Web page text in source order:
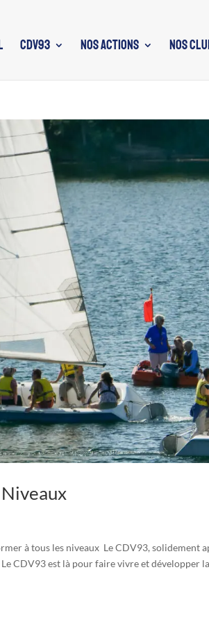
CDV93 NOS ACTIONS NOS
Niveaux
à tous les niveaux Le CDV93, solidement
est là pour faire vivre et développer la